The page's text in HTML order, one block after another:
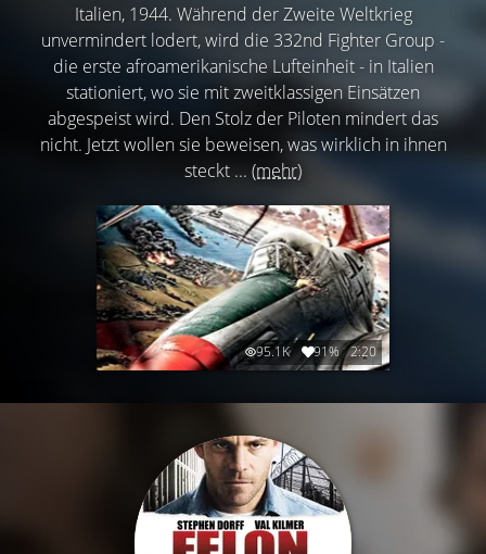
Italien, 1944. Während der Zweite Weltkrieg
unvermindert lodert, wird die 332nd Fighter Group -
die erste afroamerikanische Lufteinheit - in Italien
stationiert, wo sie mit zweitklassigen Einsätzen
abgespeist wird. Den Stolz der Piloten mindert das
nicht. Jetzt wollen sie beweisen, was wirklich in ihnen
steckt ... (mehr)
95.1K 91% 2:20